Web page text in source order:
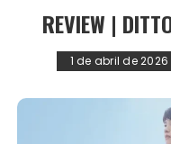
REVIEW |
1 de abril de 2026